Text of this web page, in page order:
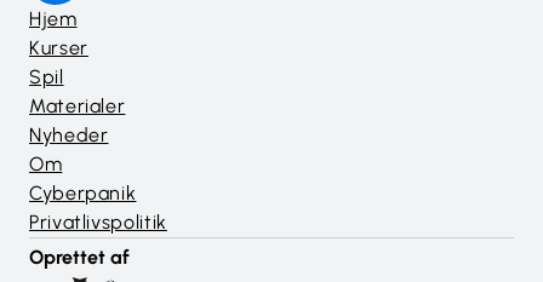
Hjem
Kurser
Spil
Materialer
Nyheder
Om
Cyberpanik
Privatlivspolitik
Oprettet af